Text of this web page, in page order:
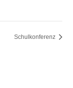
Schulkonferenz